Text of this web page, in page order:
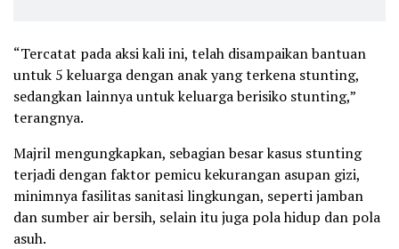
“Tercatat pada aksi kali ini, telah disampaikan bantuan
untuk 5 keluarga dengan anak yang terkena stunting,
sedangkan lainnya untuk keluarga berisiko stunting,”
terangnya.
Majril mengungkapkan, sebagian besar kasus stunting
terjadi dengan faktor pemicu kekurangan asupan gizi,
minimnya fasilitas sanitasi lingkungan, seperti jamban
dan sumber air bersih, selain itu juga pola hidup dan pola
asuh.